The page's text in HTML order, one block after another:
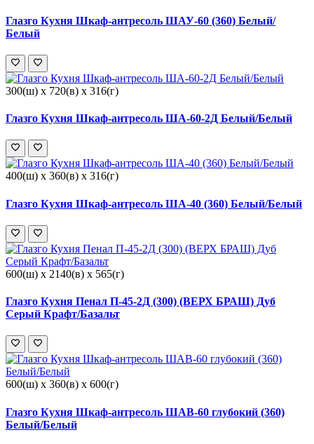
Глазго Кухня Шкаф-антресоль ШАУ-60 (360) Белый/
Белый
300(ш) x 720(в) x 316(г)
Глазго Кухня Шкаф-антресоль ША-60-2Д Белый/Белый
400(ш) x 360(в) x 316(г)
Глазго Кухня Шкаф-антресоль ША-40 (360) Белый/Белый
600(ш) x 2140(в) x 565(г)
Глазго Кухня Пенал П-45-2Д (300) (ВЕРХ БРАШ) Дуб
Серый Крафт/Базальт
600(ш) x 360(в) x 600(г)
Глазго Кухня Шкаф-антресоль ШАВ-60 глубокий (360)
Белый/Белый